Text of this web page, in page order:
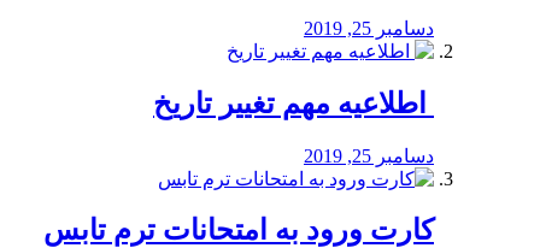
دسامبر 25, 2019
️ اطلاعیه مهم تغییر تاریخ
دسامبر 25, 2019
کارت ورود به امتحانات ترم تابس